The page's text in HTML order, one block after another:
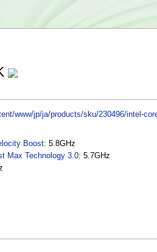
www/jp/ja/products/sku/230496/intel-
Boost: 5.8GHz
Max Technology 3.0: 5.7GHz